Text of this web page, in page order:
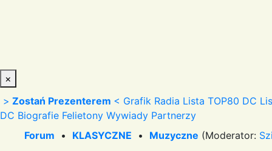
×
> Zostań Prezenterem < Grafik Radia Lista TOP80 DC
DC Biografie Felietony Wywiady Partnerzy
Forum • KLASYCZNE • Muzyczne (Moderator: